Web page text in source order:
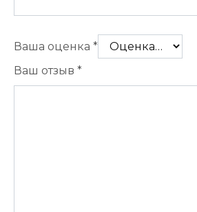
Ваша оценка *
Ваш отзыв *